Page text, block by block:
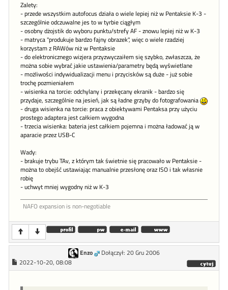
Zalety:
- przede wszystkim autofocus działa o wiele lepiej niż w Pentaksie K-3 -
szczególnie odczuwalne jes to w tyrbie ciągłym
- osobny dżojstik do wyboru punktu/strefy AF - znowu lepiej niż w K-3
- matryca "produkuje bardzo fajny obrazek", więc o wiele rzadziej
korzystam z RAWów niż w Pentaksie
- do elektronicznego wizjera przyzwyczaiłem się szybko, zwłaszcza, że
można sobie wybrać jakie ustawienia/parametry będą wyświetlane
- możliwości indywidualizacji menu i przycisków są duże - już sobie
trochę pozmieniałem
- wisienka na torcie: odchylany i przekęcany ekranik - bardzo się
przydaje, szczególnie na jesień, jak są ładne grzyby do fotografowania
- druga wisienka na torcie: praca z obiektywami Pentaksa przy użyciu
prostego adaptera jest całkiem wygodna
- trzecia wisienka: bateria jest całkiem pojemna i można ładować ją w
aparacie przez USB-C
Wady:
- brakuje trybu TAv, z którym tak świetnie się pracowało w Pentaksie -
można to obejść ustawiając manualnie przesłonę oraz ISO i tak własnie
robię
- uchwyt mniej wygodny niż w K-3
NAFO expansion is non-negotiable
Enzo
Dołączył: 20 Gru 2006
2022-10-20, 08:08